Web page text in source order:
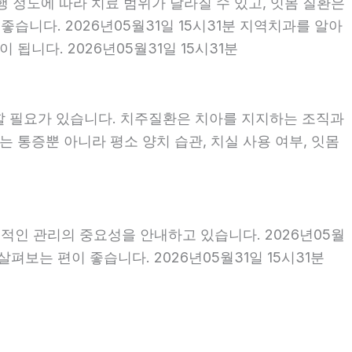
습니다. 2026년05월31일 15시31분 지역치과를 알아
됩니다. 2026년05월31일 15시31분
요가 있습니다. 치주질환은 치아를 지지하는 조직과
통증뿐 아니라 평소 양치 습관, 치실 사용 여부, 잇몸
인 관리의 중요성을 안내하고 있습니다. 2026년05월
펴보는 편이 좋습니다. 2026년05월31일 15시31분